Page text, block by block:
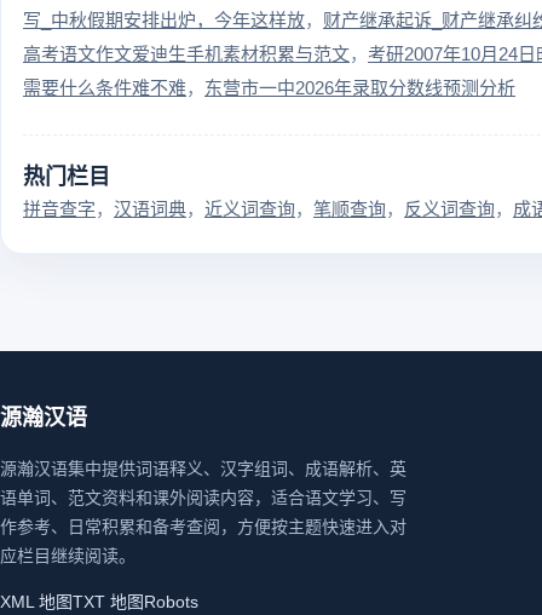
写_中秋假期安排出炉，今年这样放
财产继承起诉_财产继承纠
高考语文作文爱迪生手机素材积累与范文
考研2007年10月24
需要什么条件难不难
东营市一中2026年录取分数线预测分析
热门栏目
拼音查字 汉语词典 近义词查询 笔顺查询 反义词查询 成
源瀚汉语
源瀚汉语集中提供词语释义、汉字组词、成语解析、英
语单词、范文资料和课外阅读内容，适合语文学习、写
作参考、日常积累和备考查阅，方便按主题快速进入对
应栏目继续阅读。
XML 地图TXT 地图Robots